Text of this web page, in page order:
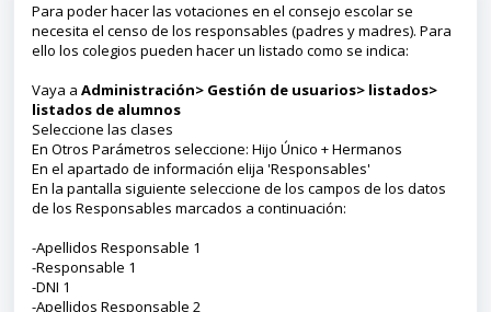
Para poder hacer las votaciones en el consejo escolar se
necesita el censo de los responsables (padres y madres). Para
ello los colegios pueden hacer un listado como se indica:
Vaya a Administración> Gestión de usuarios> listados>
listados de alumnos
Seleccione las clases
En Otros Parámetros seleccione: Hijo Único + Hermanos
En el apartado de información elija 'Responsables'
En la pantalla siguiente seleccione de los campos de los datos
de los Responsables marcados a continuación:
-Apellidos Responsable 1
-Responsable 1
-DNI 1
-Apellidos Responsable 2